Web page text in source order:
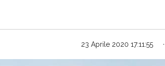
23 Aprile 2020 17:11:55